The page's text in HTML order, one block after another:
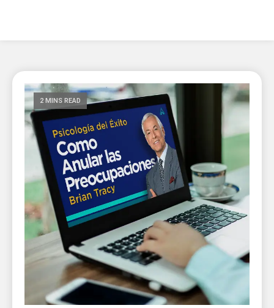
2 MINS READ